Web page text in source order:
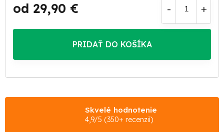
od 29,90 €
Jednotková
cena:
PRIDAŤ DO KOŠÍKA
Skvelé hodnotenie
4,9/5 (350+ recenzií)